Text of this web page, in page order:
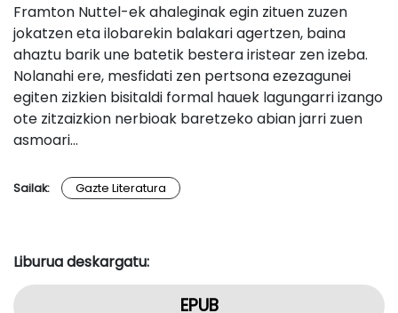
Framton Nuttel-ek ahaleginak egin zituen zuzen
jokatzen eta ilobarekin balakari agertzen, baina
ahaztu barik une batetik bestera iristear zen izeba.
Nolanahi ere, mesfidati zen pertsona ezezagunei
egiten zizkien bisitaldi formal hauek lagungarri izango
ote zitzaizkion nerbioak baretzeko abian jarri zuen
asmoari…
Sailak: Gazte Literatura
Liburua deskargatu:
EPUB